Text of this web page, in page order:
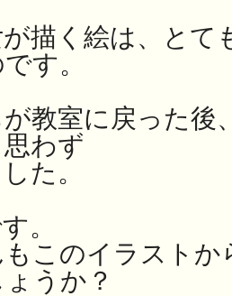
描く絵は、とて
す。
教室に戻った後
わず
た。
。
このイラスト
うか？